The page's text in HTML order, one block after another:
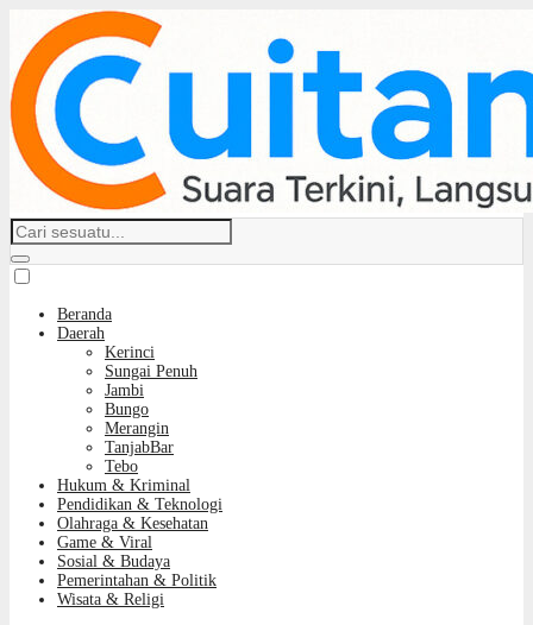
Beranda
Daerah
Kerinci
Sungai Penuh
Jambi
Bungo
Merangin
TanjabBar
Tebo
Hukum & Kriminal
Pendidikan & Teknologi
Olahraga & Kesehatan
Game & Viral
Sosial & Budaya
Pemerintahan & Politik
Wisata & Religi